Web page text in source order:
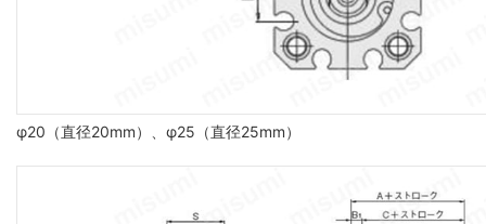
φ20（直径20mm）、φ25（直径25mm）